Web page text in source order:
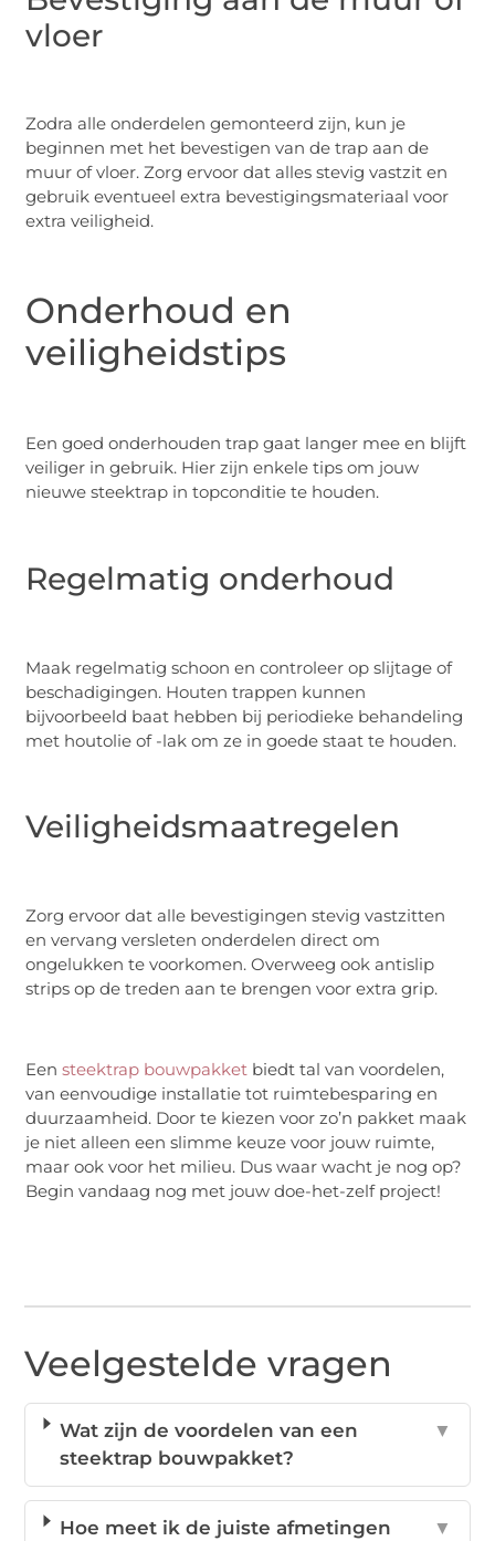
vloer
Zodra alle onderdelen gemonteerd zijn, kun je
beginnen met het bevestigen van de trap aan de
muur of vloer. Zorg ervoor dat alles stevig vastzit en
gebruik eventueel extra bevestigingsmateriaal voor
extra veiligheid.
Onderhoud en
veiligheidstips
Een goed onderhouden trap gaat langer mee en blijft
veiliger in gebruik. Hier zijn enkele tips om jouw
nieuwe steektrap in topconditie te houden.
Regelmatig onderhoud
Maak regelmatig schoon en controleer op slijtage of
beschadigingen. Houten trappen kunnen
bijvoorbeeld baat hebben bij periodieke behandeling
met houtolie of -lak om ze in goede staat te houden.
Veiligheidsmaatregelen
Zorg ervoor dat alle bevestigingen stevig vastzitten
en vervang versleten onderdelen direct om
ongelukken te voorkomen. Overweeg ook antislip
strips op de treden aan te brengen voor extra grip.
Eensteektrap bouwpakket biedt tal van voordelen,
van eenvoudige installatie tot ruimtebesparing en
duurzaamheid. Door te kiezen voor zo’n pakket maak
je niet alleen een slimme keuze voor jouw ruimte,
maar ook voor het milieu. Dus waar wacht je nog op?
Begin vandaag nog met jouw doe-het-zelf project!
Veelgestelde vragen
Wat zijn de voordelen van een
steektrap bouwpakket?
▼
Hoe meet ik de juiste afmetingen
▼